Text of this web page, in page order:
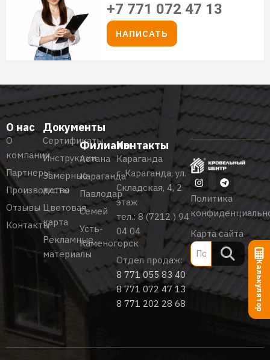
+7 771 072 47 13
НАПИСАТЬ
О нас
О
компании
Партнеры
Производство
Отзывы
Контакты
Документы
Сертификаты
Инструкции
Замерные
листы
Цветовая
карта
Рекламные
материалы
Филиалы
Астана
Караганда
Павлодар
Семей
Усть-
Каменогорск
Контакты
Караганда
г. Караганда, ул.
Складская, 4, 2
этаж
тел.:8 (7212 ) 94
04 04
Отдел продаж:
8 771 055 83 40
8 771 072 47 13
8 771 202 28 68
Политика
Карта сайта
Калькулятор